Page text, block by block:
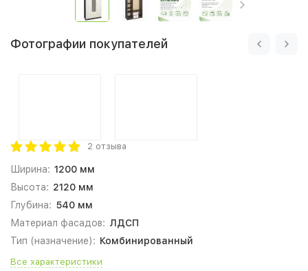
Фотографии покупателей
2 отзыва
Ширина: 1200 мм
Высота: 2120 мм
Глубина: 540 мм
Материал фасадов: ЛДСП
Тип (назначение): Комбинированный
Все характеристики